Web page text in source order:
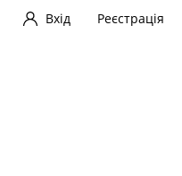
Вхід Реєстрація